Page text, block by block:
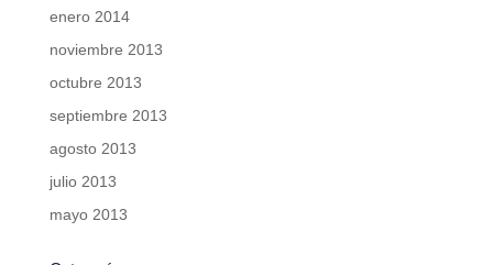
enero 2014
noviembre 2013
octubre 2013
septiembre 2013
agosto 2013
julio 2013
mayo 2013